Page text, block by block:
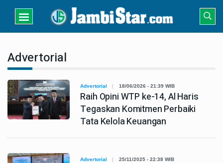
Advertorial
Advertorial 18/06/2026 - 21:39 WIB
Raih Opini WTP ke-14, Al Haris
Tegaskan Komitmen Perbaiki
Tata Kelola Keuangan
Advertorial 25/11/2025 - 22:38 WIB